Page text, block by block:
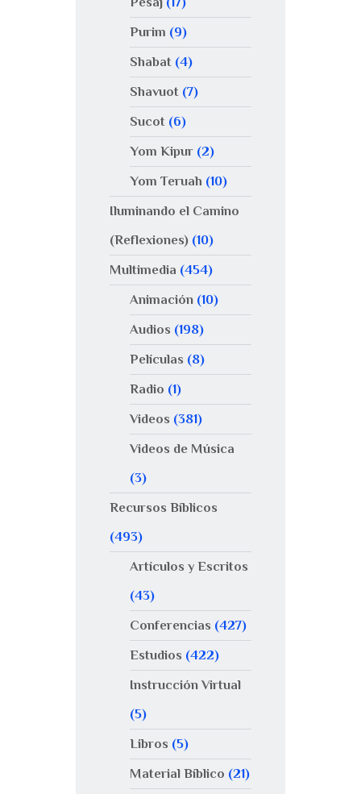
Purim (9)
Shabat(4)
Shavuot(7)
Sucot(6)
Yom Kipur(2)
Yom Teruah (10)
Iluminando el Camino
(Reflexiones) (10)
Multimedia (454)
Animación(10)
Audios (198)
Películas (8)
Radio (1)
Videos (381)
Videos de Música
(3)
Recursos Bíblicos
(493)
Artículos y Escritos
(43)
Conferencias (427)
Estudios (422)
Instrucción Virtual
(5)
Libros (5)
Material Bíblico (21)